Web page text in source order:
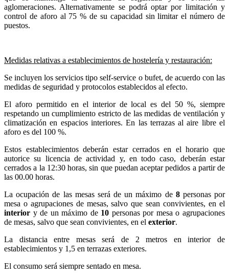
aglomeraciones. Alternativamente se podrá optar por limitación y
control de aforo al 75 % de su capacidad sin limitar el número de
puestos.
Medidas relativas a establecimientos de hostelería y restauración:
Se incluyen los servicios tipo self-service o bufet, de acuerdo con las
medidas de seguridad y protocolos establecidos al efecto.
El aforo permitido en el interior de local es del 50 %, siempre
respetando un cumplimiento estricto de las medidas de ventilación y
climatización en espacios interiores. En las terrazas al aire libre el
aforo es del 100 %.
Estos establecimientos deberán estar cerrados en el horario que
autorice su licencia de actividad y, en todo caso, deberán estar
cerrados a la 12:30 horas, sin que puedan aceptar pedidos a partir de
las 00.00 horas.
La ocupación de las mesas será de un máximo de 8 personas por
mesa o agrupaciones de mesas, salvo que sean convivientes, en el
interior y de un máximo de 10 personas por mesa o agrupaciones
de mesas, salvo que sean convivientes, en el exterior.
La distancia entre mesas será de 2 metros en interior de
establecimientos y 1,5 en terrazas exteriores.
El consumo será siempre sentado en mesa.